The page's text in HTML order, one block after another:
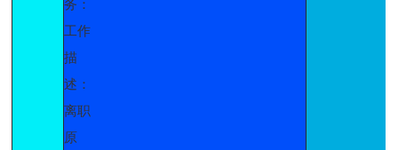
务：
工作
描
述：
离职
原